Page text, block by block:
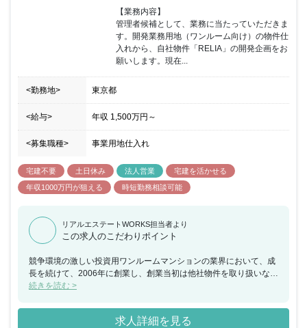
地で多彩なホテルおよびリゾート施設を開発・運営しています。 ◎
シニア事業では、高齢者の自立を支援し、家族や社会との絆を深め
るサービスを提供する、 有料老人ホームを開発・運営しています。
【業務内容】
管理者候補として、業務に当たっていただきま
す。開発業務用地（ワンルーム向け）の物件仕
入れから、自社物件「RELIA」の開発企画をお
願いします。現在...
<勤務地> 東京都
<給与> 年収 1,500万円 ～
<募集職種> 事業用地仕入れ
宅建不要 土日休み 法人営業
宅建を活かせる
年収1000万円が狙える
時短勤務相談可能
リアルエステートWORKS担当者より
この求人のこだわりポイント
競争環境の激しい投資用ワンルームマンションの業界において、成
長を続けて、2006年に創業し、創業当初は他社物件を取り扱いなが
ら、確かな営業力で着実に業績をあげていきました。 今ではNITOH
を展開しており自社で仕入れ、販売、管理の機能を一貫して持つ体
制を築いています。管理戸数1665件、空室件数0件、入居率100％
続きを読む >
求人詳細を見る